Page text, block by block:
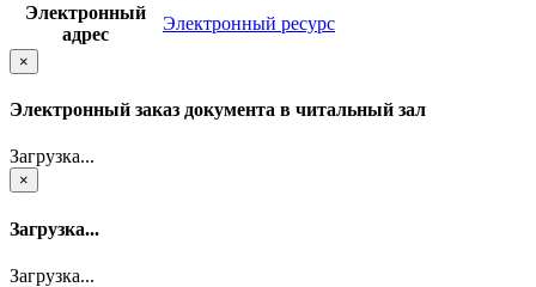
Электронный
адрес
Электронный ресурс
×
Электронный заказ документа в читальный зал
Загрузка...
×
Загрузка...
Загрузка...